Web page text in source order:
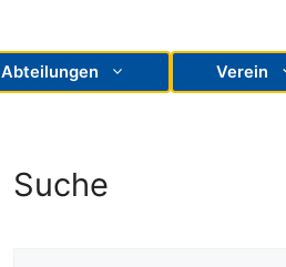
Abteilungen Verein
Suche